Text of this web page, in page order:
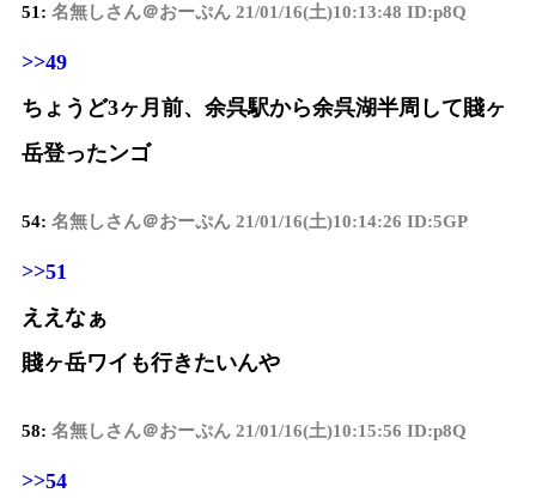
51: 名無しさん＠おーぷん 21/01/16(土)10:13:48 ID:p8Q
>>49
ちょうど3ヶ月前、余呉駅から余呉湖半周して賤ヶ
岳登ったンゴ
54: 名無しさん＠おーぷん 21/01/16(土)10:14:26 ID:5GP
>>51
ええなぁ
賤ヶ岳ワイも行きたいんや
58: 名無しさん＠おーぷん 21/01/16(土)10:15:56 ID:p8Q
>>54